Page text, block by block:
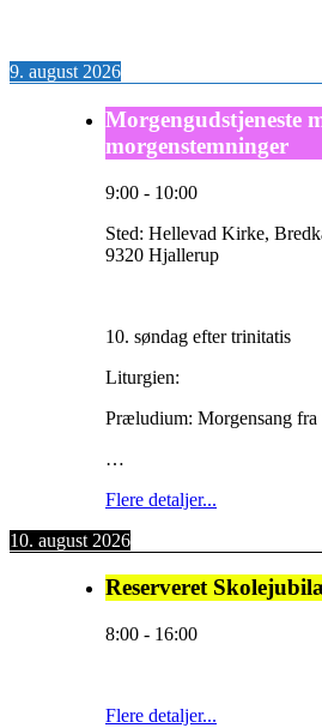
9. august 2026
Morgengudstjeneste
morgenstemninger
9:00 - 10:00
Sted: Hellevad Kirke,
9320 Hjallerup
10. søndag efter trinitatis
Liturgien:
Præludium: Morgensang
…
Flere detaljer...
10. august 2026
Reserveret
8:00 - 16:00
Flere detaljer...